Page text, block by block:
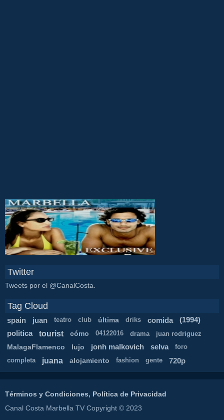
Twitter
Tweets por el @CanalCosta.
Tag Cloud
spain juan teatro club última driks comida
(1994)
politica
tourist cómo 04122016 drama juan rodriguez
MalagaFlamenco lujo jonh malkovich selva
foro
completa
juana alojamiento fashion gente 720p
Términos y Condiciones, Política de Privacidad
Canal Costa Marbella TV Copyright © 2023